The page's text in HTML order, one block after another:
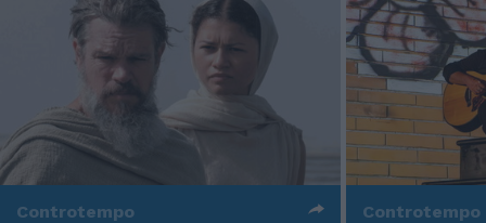
Controtempo Controtempo